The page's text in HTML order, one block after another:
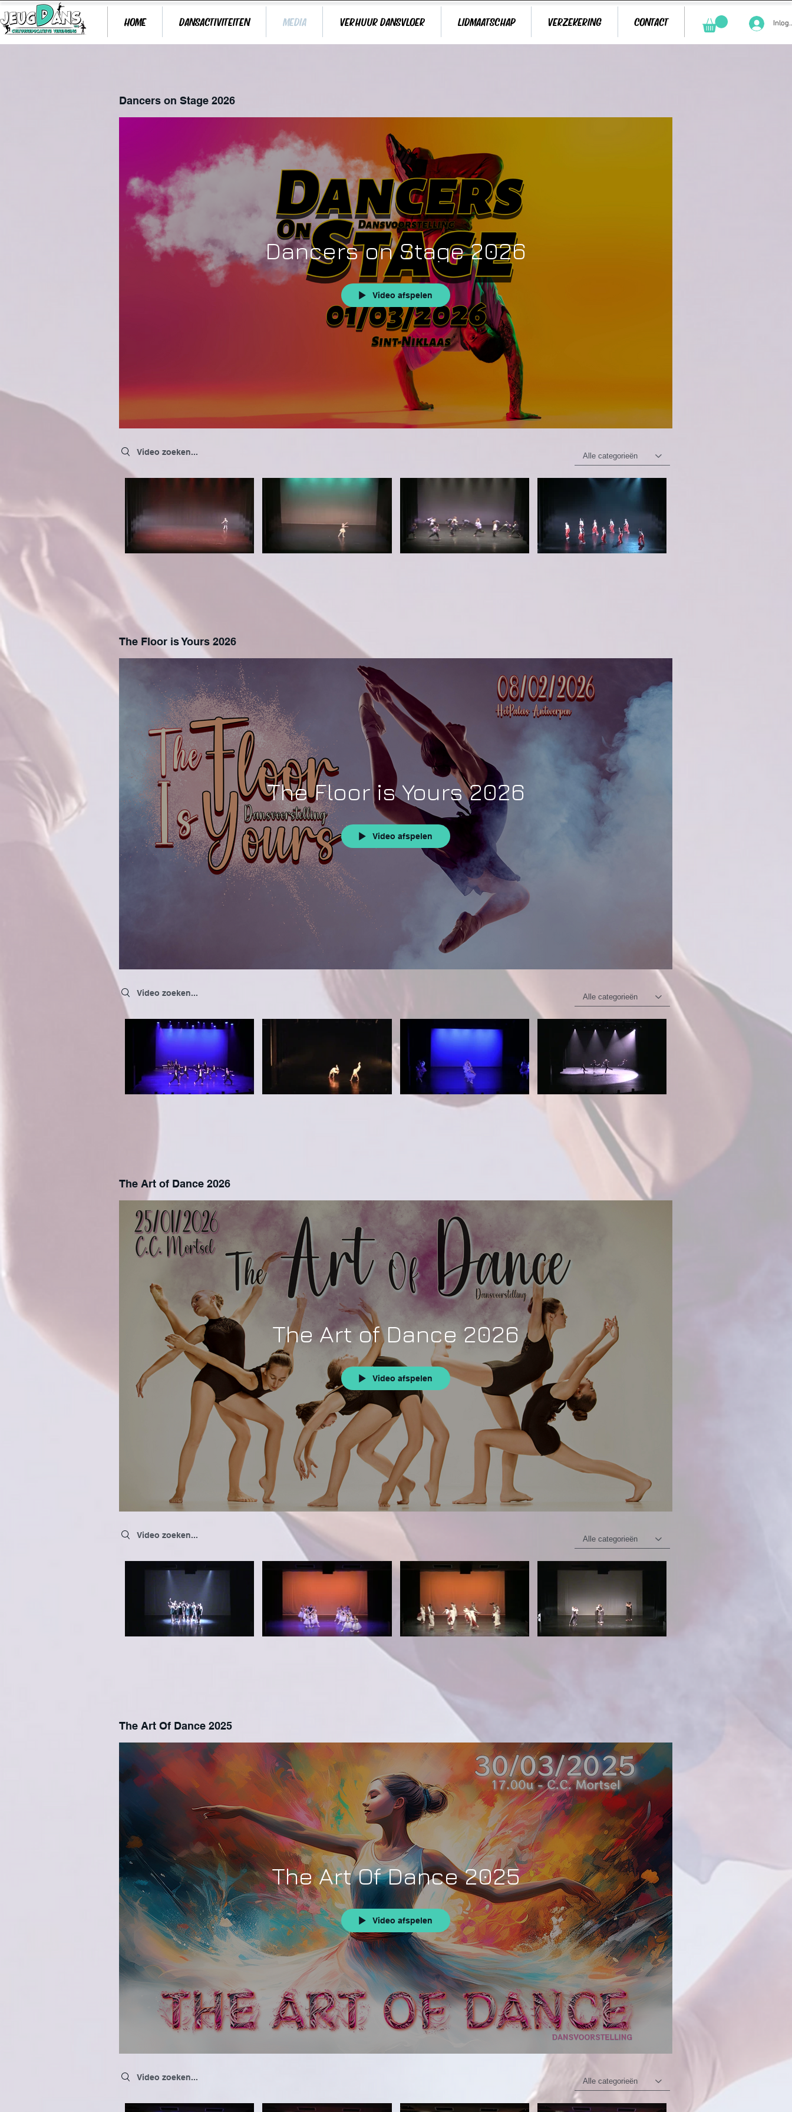
HOME DANSACTIVITEITEN MEDIA VERHUUR DANSVLOER LIDMAATSCHAP VERZEKERING CONTACT
Dancers on Stage 2026
Dancers on Stage 2026
Video afspelen
Search videos
Alle categorieën
The Floor is Yours 2026
The Floor is Yours 2026
Video afspelen
Search videos
Alle categorieën
The Art of Dance 2026
The Art of Dance 2026
Video afspelen
Search videos
Alle categorieën
The Art Of Dance 2025
The Art Of Dance 2025
Video afspelen
Search videos
Alle categorieën